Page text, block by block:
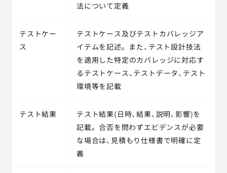
法について定義
テストケー
ス
テストケース及びテストカバレッジア
イテムを記述。 また、テスト設計技法
を適用した特定のカバレッジに対応す
るテストケース、テストデータ、テスト
環境等を記載
テスト結果
テスト結果(日時、結果、説明、影響)を
記載。 合否を問わずエビデンスが必要
な場合は、見積もり仕様書で明確に定
義